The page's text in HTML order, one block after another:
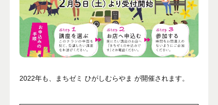
2022年も、まちゼミ ひがしむらやま が開催されます。